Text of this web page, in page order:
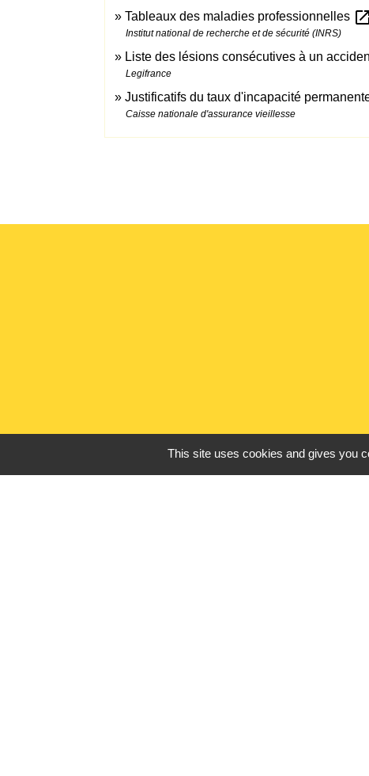
Tableaux des maladies professionnelles open_in_new
Institut national de recherche et de sécurité (INRS)
Liste des lésions consécutives à un
Legifrance
Justificatifs du taux d'incapacité
Caisse nationale d'assurance vieillesse
This site uses cookies and gives you